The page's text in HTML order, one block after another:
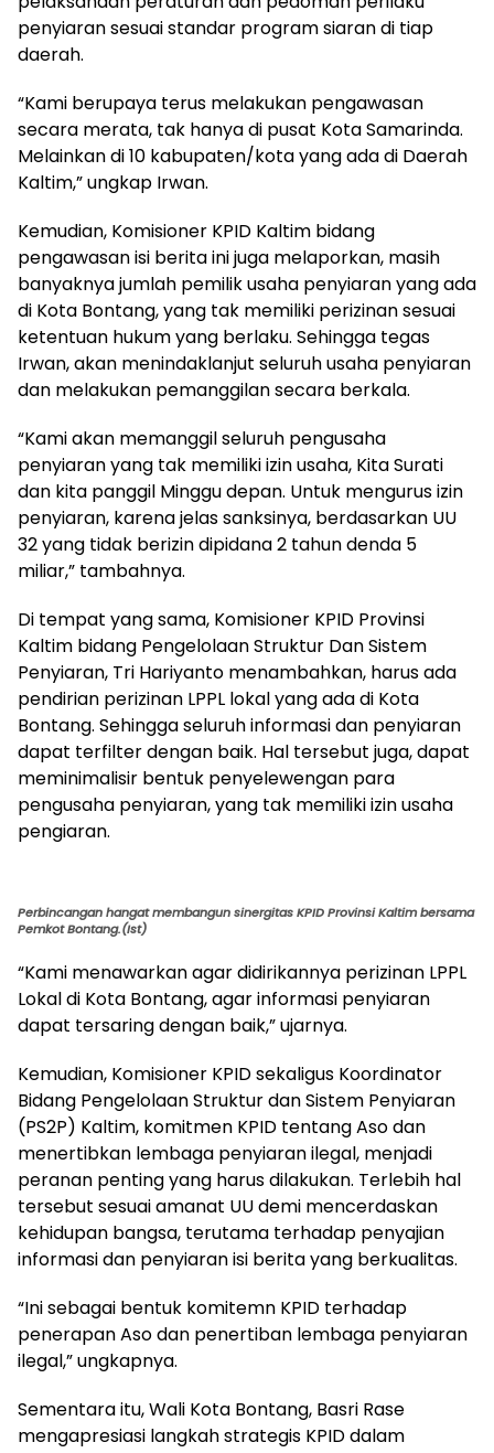
penyiaran sesuai standar program siaran di tiap
daerah.
“Kami berupaya terus melakukan pengawasan
secara merata, tak hanya di pusat Kota Samarinda.
Melainkan di 10 kabupaten/kota yang ada di Daerah
Kaltim,” ungkap Irwan.
Kemudian, Komisioner KPID Kaltim bidang
pengawasan isi berita ini juga melaporkan, masih
banyaknya jumlah pemilik usaha penyiaran yang ada
di Kota Bontang, yang tak memiliki perizinan sesuai
ketentuan hukum yang berlaku. Sehingga tegas
Irwan, akan menindaklanjut seluruh usaha penyiaran
dan melakukan pemanggilan secara berkala.
“Kami akan memanggil seluruh pengusaha
penyiaran yang tak memiliki izin usaha, Kita Surati
dan kita panggil Minggu depan. Untuk mengurus izin
penyiaran, karena jelas sanksinya, berdasarkan UU
32 yang tidak berizin dipidana 2 tahun denda 5
miliar,” tambahnya.
Di tempat yang sama, Komisioner KPID Provinsi
Kaltim bidang Pengelolaan Struktur Dan Sistem
Penyiaran, Tri Hariyanto menambahkan, harus ada
pendirian perizinan LPPL lokal yang ada di Kota
Bontang. Sehingga seluruh informasi dan penyiaran
dapat terfilter dengan baik. Hal tersebut juga, dapat
meminimalisir bentuk penyelewengan para
pengusaha penyiaran, yang tak memiliki izin usaha
pengiaran.
Perbincangan hangat membangun sinergitas KPID Provinsi Kaltim bersama
Pemkot Bontang.(Ist)
“Kami menawarkan agar didirikannya perizinan LPPL
Lokal di Kota Bontang, agar informasi penyiaran
dapat tersaring dengan baik,” ujarnya.
Kemudian, Komisioner KPID sekaligus Koordinator
Bidang Pengelolaan Struktur dan Sistem Penyiaran
(PS2P) Kaltim, komitmen KPID tentang Aso dan
menertibkan lembaga penyiaran ilegal, menjadi
peranan penting yang harus dilakukan. Terlebih hal
tersebut sesuai amanat UU demi mencerdaskan
kehidupan bangsa, terutama terhadap penyajian
informasi dan penyiaran isi berita yang berkualitas.
“Ini sebagai bentuk komitemn KPID terhadap
penerapan Aso dan penertiban lembaga penyiaran
ilegal,” ungkapnya.
Sementara itu, Wali Kota Bontang, Basri Rase
mengapresiasi langkah strategis KPID dalam